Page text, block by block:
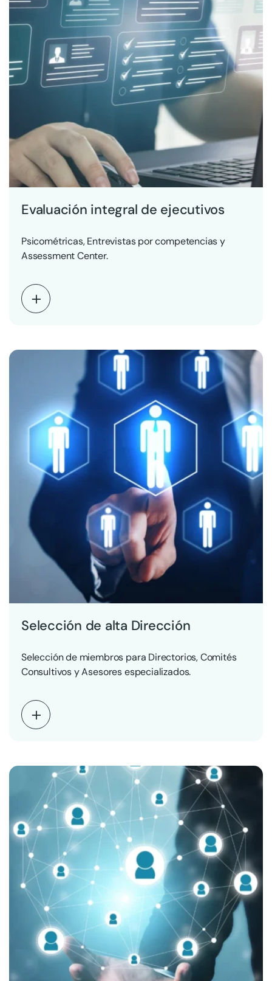
Evaluación integral de ejecutivos
Psicométricas, Entrevistas por competencias y
Assessment Center.
Selección de alta Dirección
Selección de miembros para Directorios, Comités
Consultivos y Asesores especializados.